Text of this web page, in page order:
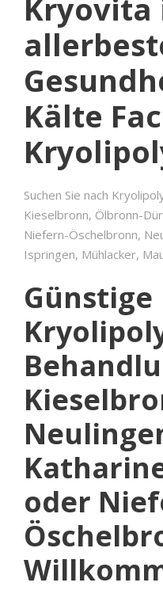
Kryovita
Kälte
Suchen Sie nach
Kieselbronn, Ölbronn-
Niefern-Öschelbronn,
Ispringen, Mühlacker,
Günstige
oder